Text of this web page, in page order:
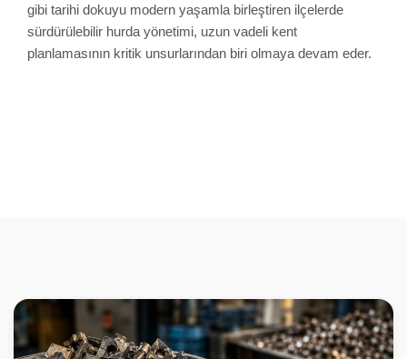
gibi tarihi dokuyu modern yaşamla birleştiren ilçelerde
sürdürülebilir hurda yönetimi, uzun vadeli kent
planlamasının kritik unsurlarından biri olmaya devam eder.